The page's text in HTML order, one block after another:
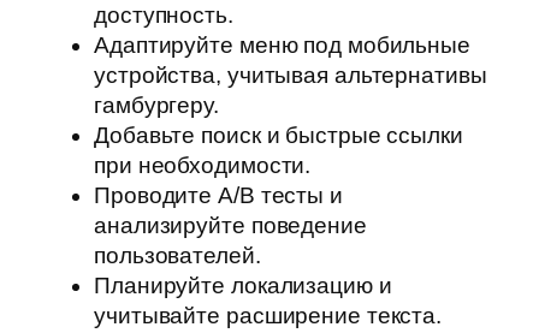
доступность.
Адаптируйте меню под мобильные
устройства, учитывая альтернативы
гамбургеру.
Добавьте поиск и быстрые ссылки
при необходимости.
Проводите A/B тесты и
анализируйте поведение
пользователей.
Планируйте локализацию и
учитывайте расширение текста.